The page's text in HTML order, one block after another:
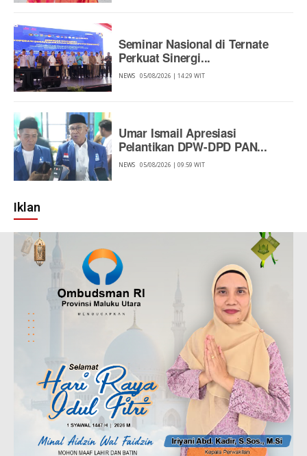
Seminar Nasional di Ternate
Perkuat Sinergi...
NEWS 05/08/2026 | 14:29 WIT
Umar Ismail Apresiasi
Pelantikan DPW-DPD PAN...
NEWS 05/08/2026 | 09:59 WIT
Iklan